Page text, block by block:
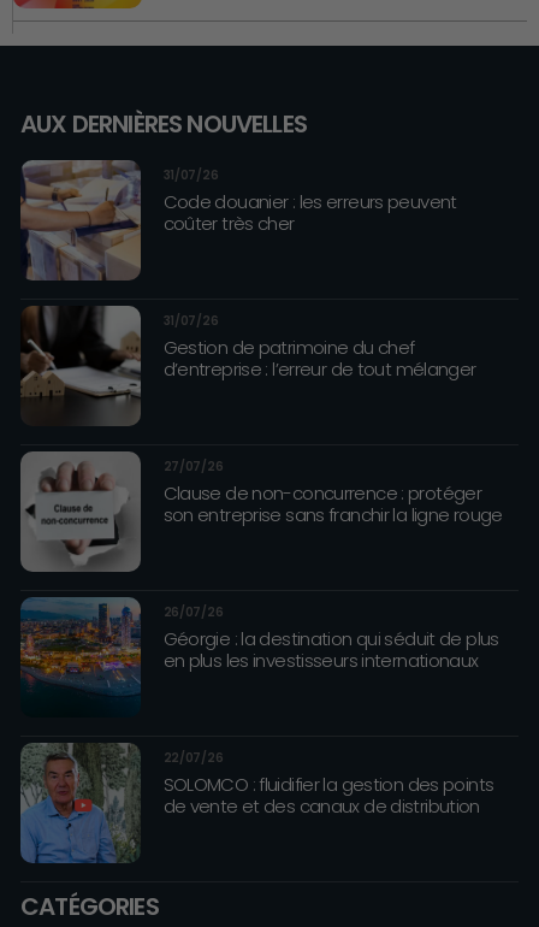
AUX DERNIÈRES NOUVELLES
31/07/26
Code douanier : les erreurs peuvent
coûter très cher
31/07/26
Gestion de patrimoine du chef
d’entreprise : l’erreur de tout mélanger
27/07/26
Clause de non-concurrence : protéger
son entreprise sans franchir la ligne rouge
26/07/26
Géorgie : la destination qui séduit de plus
en plus les investisseurs internationaux
22/07/26
SOLOMCO : fluidifier la gestion des points
de vente et des canaux de distribution
CATÉGORIES